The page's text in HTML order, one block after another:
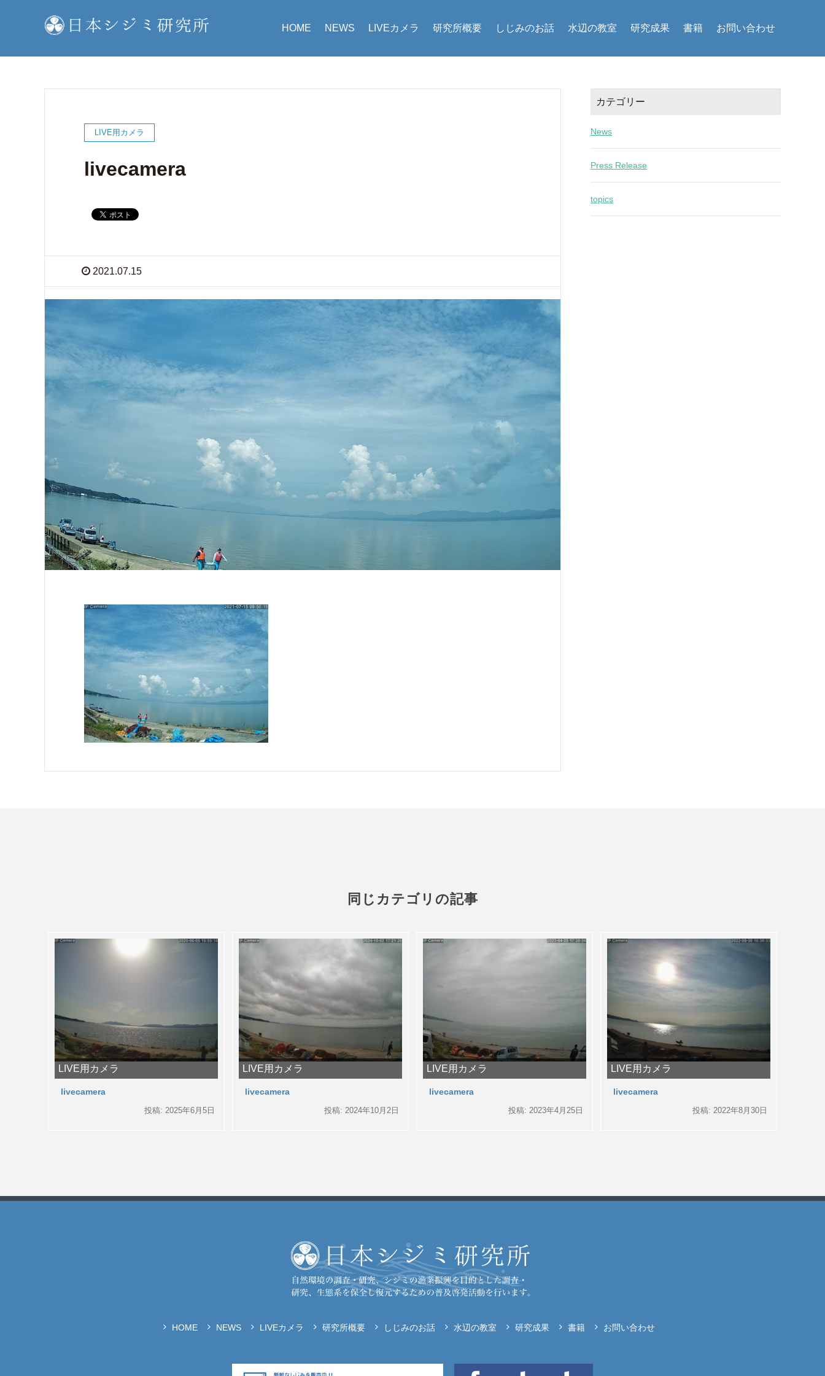
HOME NEWS LIVEカメラ 研究所概要 しじみのお話 水辺の教室 研究成果 書籍 お問い合わせ
LIVE用カメラ
livecamera
2021.07.15
カテゴリー
News
Press Release
topics
同じカテゴリの記事
LIVE用カメラ
livecamera
投稿: 2025年6月5日
LIVE用カメラ
livecamera
投稿: 2024年10月2日
LIVE用カメラ
livecamera
投稿: 2023年4月25日
LIVE用カメラ
livecamera
投稿: 2022年8月30日
HOME NEWS LIVEカメラ 研究所概要 しじみのお話 水辺の教室 研究成果 書籍 お問い合わせ